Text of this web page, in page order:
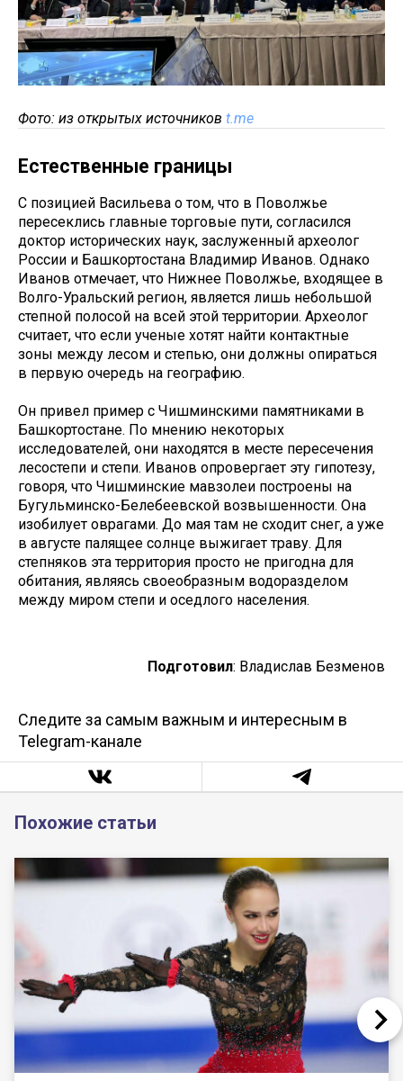
Фото: из открытых источников t.me
Естественные границы
С позицией Васильева о том, что в Поволжье
пересеклись главные торговые пути, согласился
доктор исторических наук, заслуженный археолог
России и Башкортостана Владимир Иванов. Однако
Иванов отмечает, что Нижнее Поволжье, входящее в
Волго-Уральский регион, является лишь небольшой
степной полосой на всей этой территории. Археолог
считает, что если ученые хотят найти контактные
зоны между лесом и степью, они должны опираться
в первую очередь на географию.
Он привел пример с Чишминскими памятниками в
Башкортостане. По мнению некоторых
исследователей, они находятся в месте пересечения
лесостепи и степи. Иванов опровергает эту гипотезу,
говоря, что Чишминские мавзолеи построены на
Бугульминско-Белебеевской возвышенности. Она
изобилует оврагами. До мая там не сходит снег, а уже
в августе палящее солнце выжигает траву. Для
степняков эта территория просто не пригодна для
обитания, являясь своеобразным водоразделом
между миром степи и оседлого населения.
Подготовил: Владислав Безменов
Следите за самым важным и интересным в
Telegram-канале
Похожие статьи